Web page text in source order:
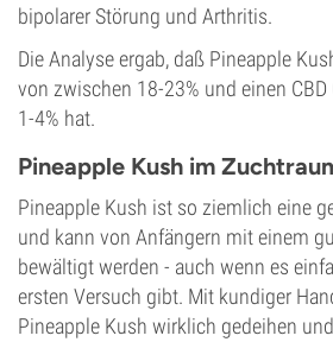
bipolarer Störung und Arthritis.
Die Analyse ergab, daß Pineapple
von zwischen 18-23% und einen
1-4% hat.
Pineapple Kush im
Pineapple Kush ist so ziemlich eine
und kann von Anfängern mit einem
bewältigt werden - auch wenn es
ersten Versuch gibt. Mit kundiger
Pineapple Kush wirklich gedeihen